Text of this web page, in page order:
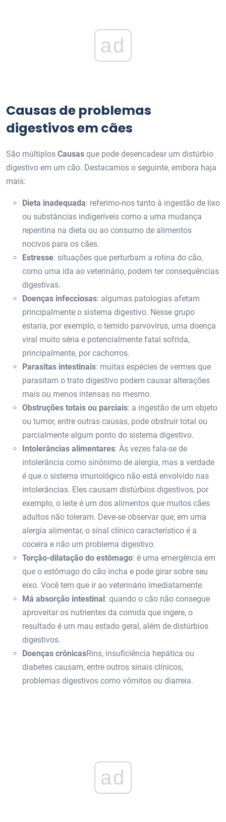
ad
Causas de problemas
digestivos em cães
São múltiplos Causas que pode desencadear um distúrbio
digestivo em um cão. Destacamos o seguinte, embora haja
mais:
Dieta inadequada: referimo-nos tanto à ingestão de lixo
ou substâncias indigeríveis como a uma mudança
repentina na dieta ou ao consumo de alimentos
nocivos para os cães.
Estresse: situações que perturbam a rotina do cão,
como uma ida ao veterinário, podem ter consequências
digestivas.
Doenças infecciosas: algumas patologias afetam
principalmente o sistema digestivo. Nesse grupo
estaria, por exemplo, o temido parvovírus, uma doença
viral muito séria e potencialmente fatal sofrida,
principalmente, por cachorros.
Parasitas intestinais: muitas espécies de vermes que
parasitam o trato digestivo podem causar alterações
mais ou menos intensas no mesmo.
Obstruções totais ou parciais: a ingestão de um objeto
ou tumor, entre outras causas, pode obstruir total ou
parcialmente algum ponto do sistema digestivo.
Intolerâncias alimentares: Às vezes fala-se de
intolerância como sinônimo de alergia, mas a verdade
é que o sistema imunológico não está envolvido nas
intolerâncias. Eles causam distúrbios digestivos, por
exemplo, o leite é um dos alimentos que muitos cães
adultos não toleram. Deve-se observar que, em uma
alergia alimentar, o sinal clínico característico é a
coceira e não um problema digestivo.
Torção-dilatação do estômago: é uma emergência em
que o estômago do cão incha e pode girar sobre seu
eixo. Você tem que ir ao veterinário imediatamente.
Má absorção intestinal: quando o cão não consegue
aproveitar os nutrientes da comida que ingere, o
resultado é um mau estado geral, além de distúrbios
digestivos.
Doenças crônicasRins, insuficiência hepática ou
diabetes causam, entre outros sinais clínicos,
problemas digestivos como vômitos ou diarreia.
ad